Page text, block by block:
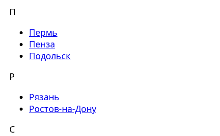
П
Пермь
Пенза
Подольск
Р
Рязань
Ростов-на-Дону
С